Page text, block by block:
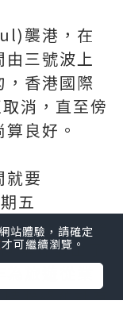
襲港，在
三號波上
香港國際
消，直至傍
良好。
就要
五
司在Office
業界發出了
旅遊從業
聯絡預計有
站體驗，請確定
才可繼續瀏覽。